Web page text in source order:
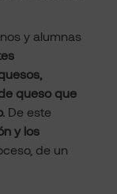
y alumnas
queso que
De este
y los
de un